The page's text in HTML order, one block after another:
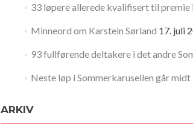
33 løpere allerede kvalifisert til premie
Minneord om Karstein Sørland 17. juli
93 fullførende deltakere i det andre
Neste løp i Sommerkarusellen går
ARKIV